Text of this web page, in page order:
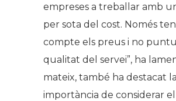
empreses a treballar amb
per sota del cost. Només
compte els preus i no
qualitat del servei”, ha
mateix, també ha destacat la
importància de considerar el